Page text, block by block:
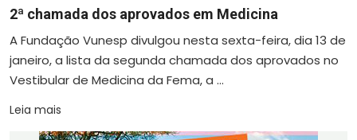
2ª chamada dos aprovados em Medicina
A Fundação Vunesp divulgou nesta sexta-feira, dia 13 de
janeiro, a lista da segunda chamada dos aprovados no
Vestibular de Medicina da Fema, a ...
Leia mais